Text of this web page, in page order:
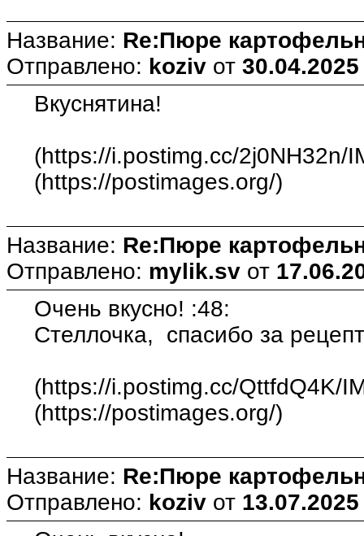
Название: Re:Пюре
Отправлено: koziv от
Вкуснятина!
(https://i.postimg.cc/2j0NH32n/
(https://postimages.org/)
Название: Re:Пюре
Отправлено: mylik.sv от
Очень вкусно! :48:
Стеллочка, спасибо за
(https://i.postimg.cc/QttfdQ4K/
(https://postimages.org/)
Название: Re:Пюре
Отправлено: koziv от